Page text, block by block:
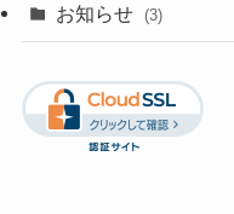
お知らせ (3)